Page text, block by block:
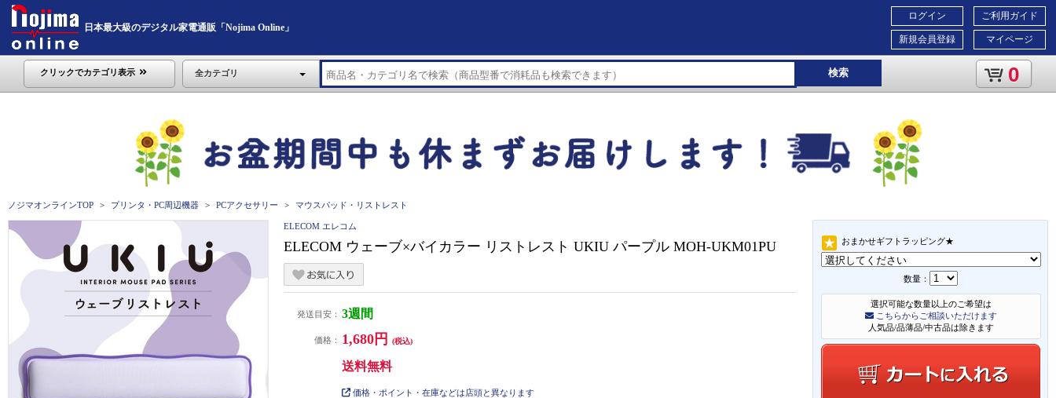
日本最大級のデジタル家電通販「Nojima Online」
ご利用ガイド
マイページ
ログイン
新規会員登録
クリックでカテゴリ表示 全カテゴリ 検索 0
ノジマオンラインTOP プリンタ・PC周辺機器 PCアクセサリー マウスパッド・リストレスト
おまかせギフトラッピング★
数量：
選択可能な数量以上のご希望は
こちらからご相談いただけます
人気品/品薄品/中古品は除きます
ELECOM エレコム
ELECOM ウェーブ×バイカラー リストレスト UKIU パープル MOH-UKM01PU
発送目安： 3週間
価格： 1,680円 (税込)
送料無料
価格・ポイント・在庫などは店頭と異なります